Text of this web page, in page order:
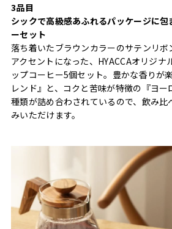
3品目
シックで高級感あふれるパッケージに
ーセット
落ち着いたブラウンカラーのサテンリ
アクセントになった、HYACCAオリジナ
ップコーヒー5個セット。豊かな香りが
レンド』と、コクと苦味が特徴の『ヨ
種類が詰め合わされているので、飲み比
みいただけます。